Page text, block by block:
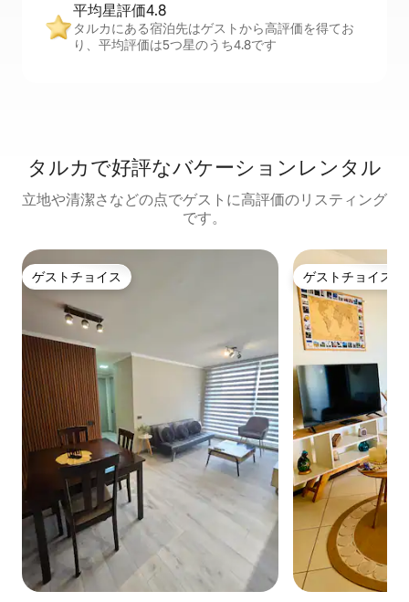
平均星評価4.8
タルカにある宿泊先はゲストから高評価を得てお
り、平均評価は5つ星のうち4.8です
タルカで好評なバケーションレンタル
立地や清潔さなどの点でゲストに高評価のリスティング
です。
ゲストチョイス
ゲストチョイス ゲストチョイス
ゲストチョイス